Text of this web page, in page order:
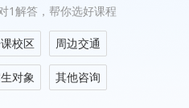
1解答，帮你选好课程
校区 周边交通
对象 其他咨询